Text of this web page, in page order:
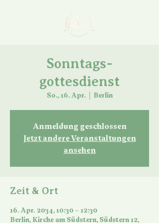
Sonntags-
gottesdienst
So., 16. Apr. Berlin
Anmeldung geschlossen
Jetzt andere Veranstaltungen
ansehen
Zeit & Ort
16. Apr. 2034, 10:30 – 12:30
Berlin, Kirche am Südstern, Südstern 12,